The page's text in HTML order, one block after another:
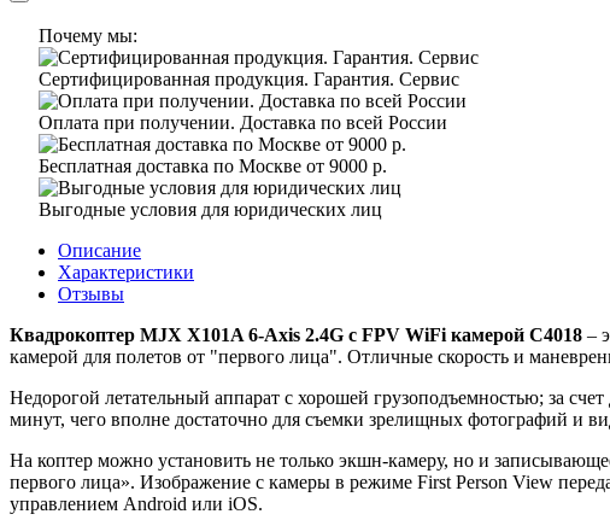
Почему мы:
Сертифицированная продукция. Гарантия. Сервис
Оплата при получении. Доставка по всей России
Бесплатная доставка по Москве от 9000 р.
Выгодные условия для юридических лиц
Описание
Характеристики
Отзывы
Квадрокоптер MJX X101A 6-Axis 2.4G c FPV WiFi камерой С4018 –
камерой для полетов от "первого лица". Отличные скорость и
Недорогой летательный аппарат с хорошей грузоподъемностью; за
минут, чего вполне достаточно для съемки зрелищных фотографий и
На коптер можно установить не только экшн-камеру, но и
первого лица». Изображение с камеры в режиме First Person View
управлением Android или iOS.